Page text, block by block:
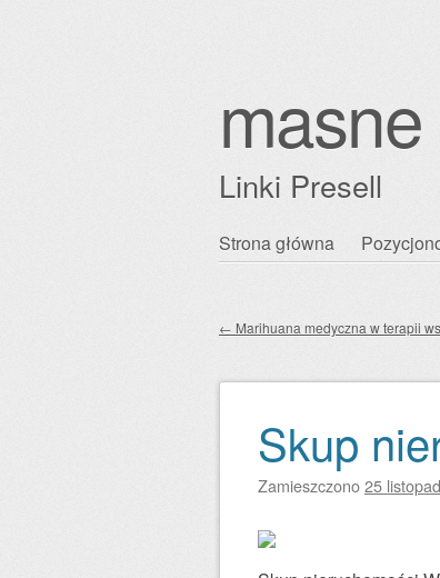
Linki Presell
Przejdź
Strona główna
Zobacz wpisy
← Marihuana medyczna w terapii
Skup
Zamieszczono25